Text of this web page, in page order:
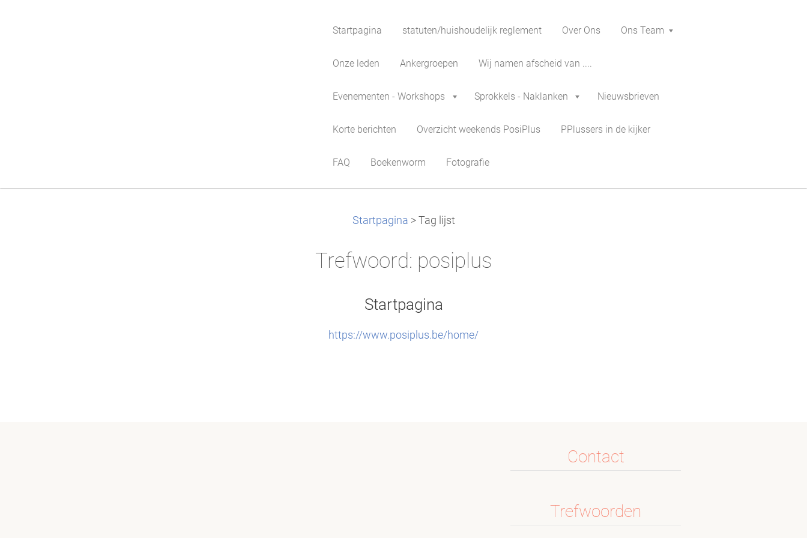
Startpagina statuten/huishoudelijk reglement Over Ons Ons Team
Onze leden Ankergroepen Wij namen afscheid van ....
Evenementen - Workshops Sprokkels - Naklanken Nieuwsbrieven
Korte berichten Overzicht weekends PosiPlus PPlussers in de kijker
FAQ Boekenworm Fotografie
Startpagina > Tag lijst
Trefwoord: posiplus
Startpagina
https://www.posiplus.be/home/
Contact
Trefwoorden